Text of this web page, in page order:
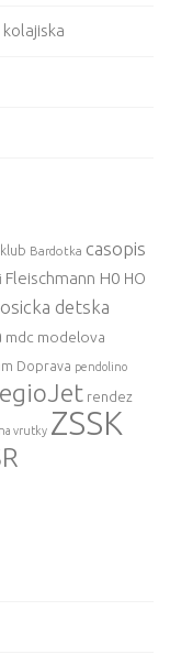
Bardotka casopis
Fleischmann H0 HO
detska
mdc modelova
Doprava pendolino
rendez
vrutky ZSSK